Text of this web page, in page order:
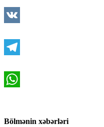
Bölmənin xəbərləri